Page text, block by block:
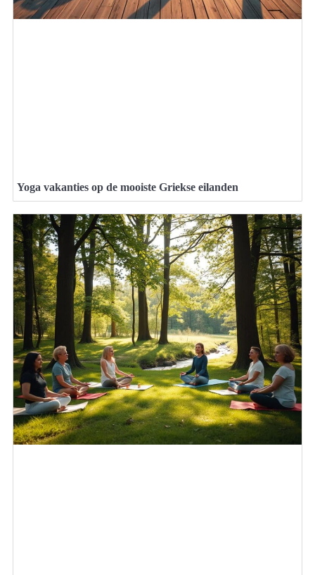
Yoga vakanties op de mooiste Griekse eilanden